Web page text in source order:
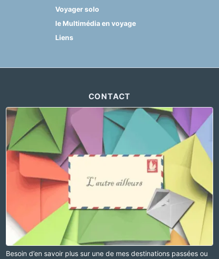
Voyager solo
le Multimédia en voyage
Liens
CONTACT
Besoin d’en savoir plus sur une de mes destinations passées ou